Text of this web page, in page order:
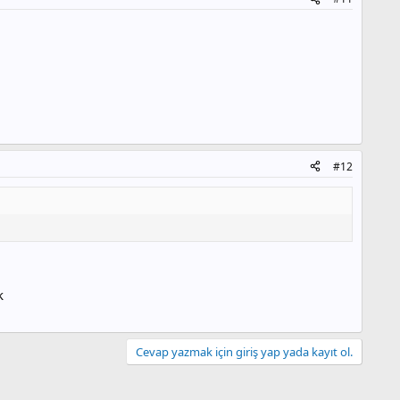
#12
Cevap yazmak için giriş yap yada kayıt ol.